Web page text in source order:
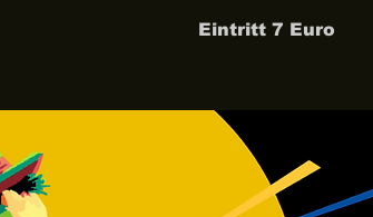
Eintritt 7 Euro